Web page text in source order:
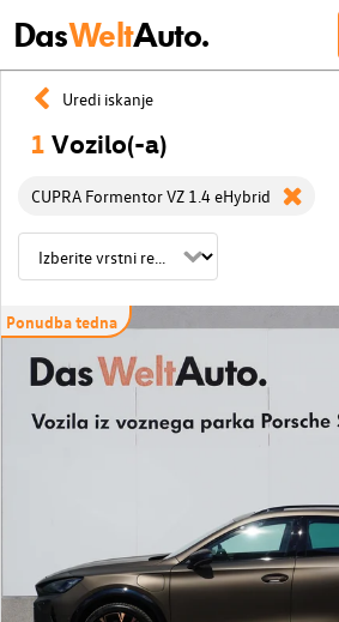
DasWeltAuto.
Uredi iskanje
1 Vozilo(-a)
CUPRA Formentor VZ 1.4 eHybrid
Ponudba tedna